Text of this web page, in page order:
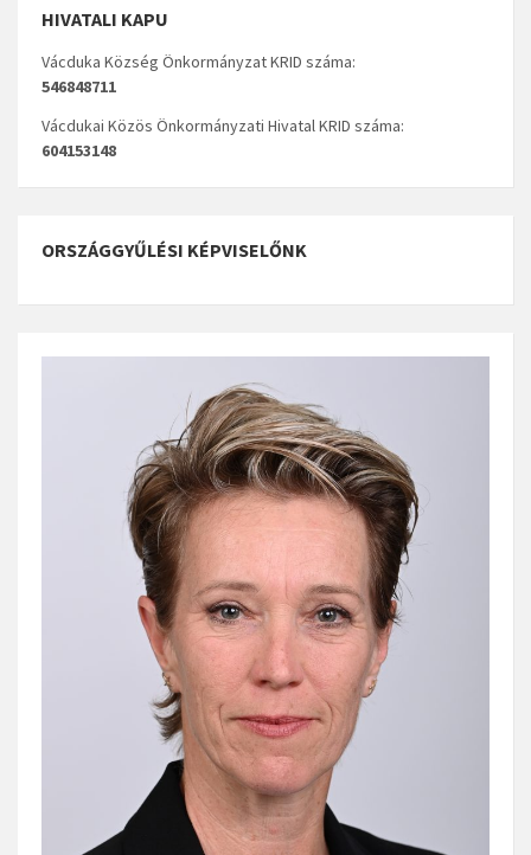
HIVATALI KAPU
Vácduka Község Önkormányzat KRID száma:
546848711
Vácdukai Közös Önkormányzati Hivatal KRID száma:
604153148
ORSZÁGGYŰLÉSI KÉPVISELŐNK